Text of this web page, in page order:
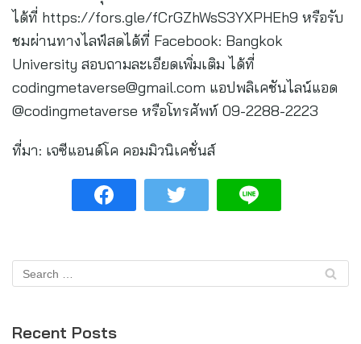
ได้ที่ https://fors.gle/fCrGZhWsS3YXPHEh9 หรือรับ
ชมผ่านทางไลฟ์สดได้ที่ Facebook: Bangkok
University สอบถามละเอียดเพิ่มเติม ได้ที่
codingmetaverse@gmail.com แอปพลิเคชันไลน์แอด
@codingmetaverse หรือโทรศัพท์ 09-2288-2223
ที่มา: เจซีแอนด์โค คอมมิวนิเคชั่นส์
Recent Posts